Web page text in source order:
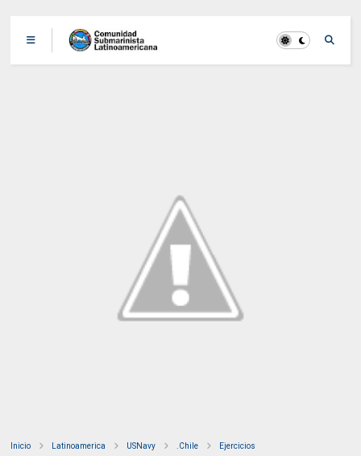
Inicio Latinoamerica USNavy .Chile Ejercicios